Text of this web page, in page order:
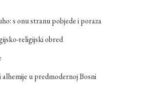
s onu stranu pobjede i poraza
religijski obred
u predmodernoj Bosni